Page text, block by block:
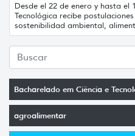
Bacharelado em Ciência e
agroalimentar
Desde el 22 de enero y hasta el
Tecnológica recibe
sostenibilidad ambiental,